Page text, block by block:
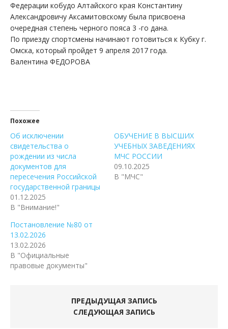
Федерации кобудо Алтайского края Константину
Александровичу Аксамитовскому была присвоена
очередная степень черного пояса 3 -го дана.
По приезду спортсмены начинают готовиться к Кубку г.
Омска, который пройдет 9 апреля 2017 года.
Валентина ФЕДОРОВА
Похожее
Об исключении
свидетельства о
рождении из числа
документов для
пересечения Российской
государственной границы
01.12.2025
В "Внимание!"
ОБУЧЕНИЕ В ВЫСШИХ
УЧЕБНЫХ ЗАВЕДЕНИЯХ
МЧС РОССИИ
09.10.2025
В "МЧС"
Постановление №80 от
13.02.2026
13.02.2026
В "Официальные
правовые документы"
ПРЕДЫДУЩАЯ ЗАПИСЬ
СЛЕДУЮЩАЯ ЗАПИСЬ